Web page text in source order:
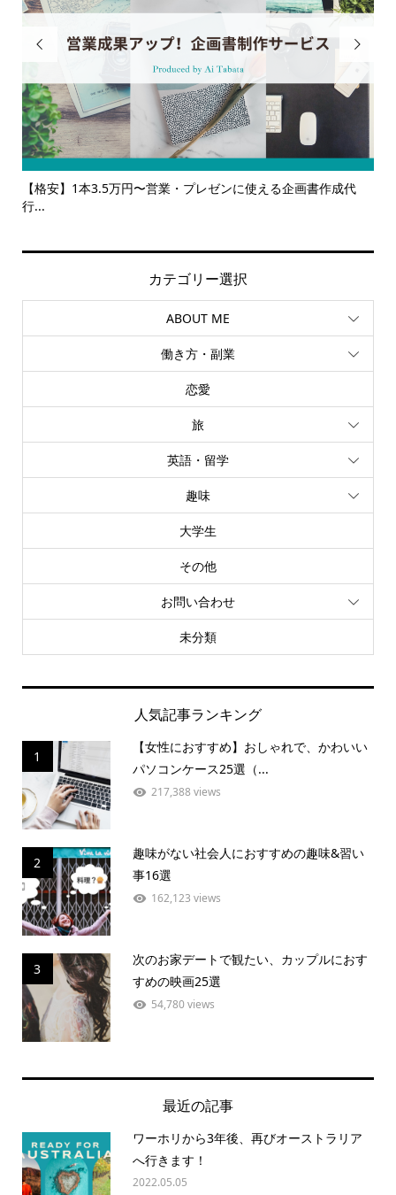

成代
【サービス一覧】広報・企画・デザインの単発依頼からトー

カテゴリー選択
ABOUT ME
働き方・副業
恋愛
旅
英語・留学
趣味
大学生
その他
お問い合わせ
未分類
人気記事ランキング
1
【女性におすすめ】おしゃれで、かわいい
パソコンケース25選（...
217,388 views
2
趣味がない社会人におすすめの趣味&習い
事16選
162,123 views
3
次のお家デートで観たい、カップルにおす
すめの映画25選
54,780 views
最近の記事
ワーホリから3年後、再びオーストラリア
へ行きます！
2022.05.05